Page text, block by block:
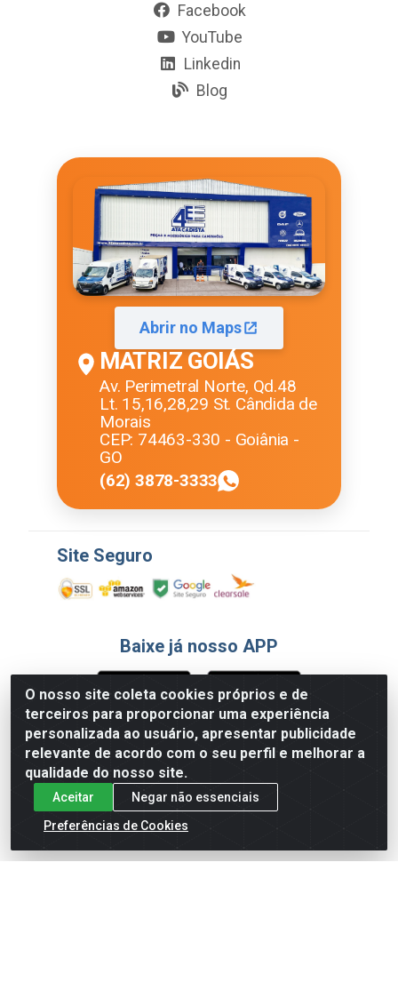
O nosso site coleta cookies próprios e de
terceiros para proporcionar uma experiência
personalizada ao usuário, apresentar publicidade
relevante de acordo com o seu perfil e melhorar a
qualidade do nosso site.
Aceitar
Negar não essenciais
Preferências de Cookies
Facebook
YouTube
Linkedin
Blog
Abrir no Maps
MATRIZ GOIÁS
Av. Perimetral Norte, Qd.48
Lt. 15,16,28,29 St. Cândida de
Morais
CEP: 74463-330 - Goiânia -
GO
(62) 3878-3333
Site Seguro
Baixe já nosso APP
Formas de Pagamento